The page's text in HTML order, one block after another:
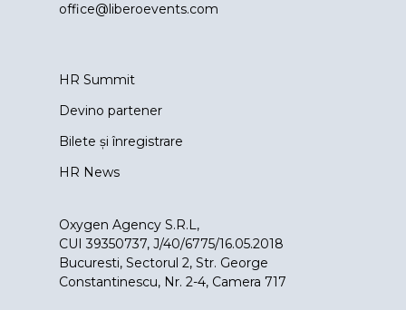
office@liberoevents.com
HR Summit
Devino partener
Bilete și înregistrare
HR News
Oxygen Agency S.R.L,
CUI 39350737, J/40/6775/16.05.2018
Bucuresti, Sectorul 2, Str. George
Constantinescu, Nr. 2-4, Camera 717